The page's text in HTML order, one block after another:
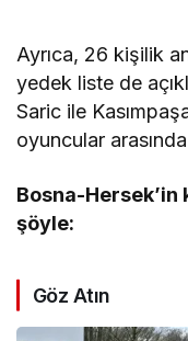
Ayrıca, 26 kişilik
yedek liste de
Saric ile
oyuncular
Bosna-
şöyle:
Göz Atın